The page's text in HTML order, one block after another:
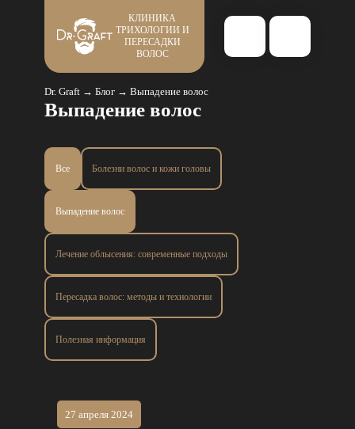
КЛИНИКА
ТРИХОЛОГИИ И
ПЕРЕСАДКИ
ВОЛОС
Dr. Graft → Блог → Выпадение волос
Выпадение волос
Все Болезни волос и кожи головы
Выпадение волос
Лечение облысения: современные подходы
Пересадка волос: методы и технологии
Полезная информация
27 апреля 2024